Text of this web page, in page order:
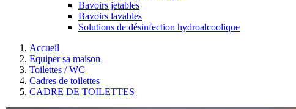
Bavoirs jetables
Bavoirs lavables
Solutions de désinfection hydroalcoolique
Accueil
Equiper sa maison
Toilettes / WC
Cadres de toilettes
CADRE DE TOILETTES